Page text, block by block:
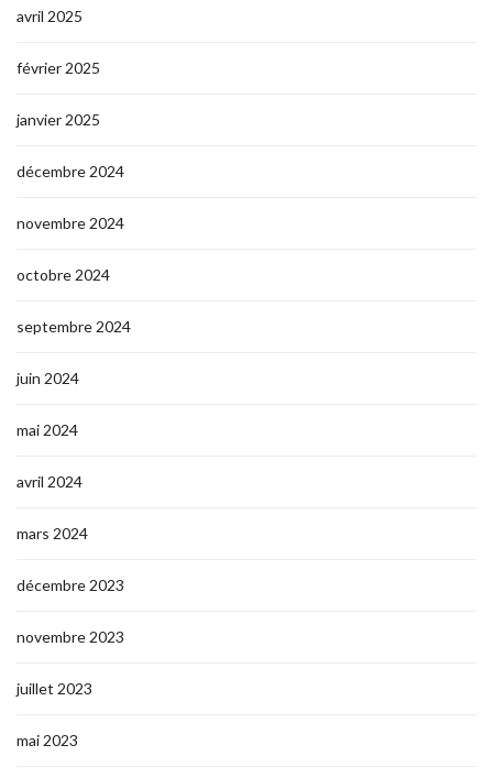
avril 2025
février 2025
janvier 2025
décembre 2024
novembre 2024
octobre 2024
septembre 2024
juin 2024
mai 2024
avril 2024
mars 2024
décembre 2023
novembre 2023
juillet 2023
mai 2023